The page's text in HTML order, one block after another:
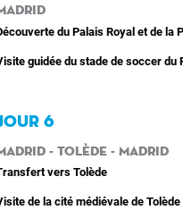
du Palais Royal et de la
guidée du stade de soccer du
6
- Tolède - Madrid
vers Tolède
de la cité médiévale de Tolède